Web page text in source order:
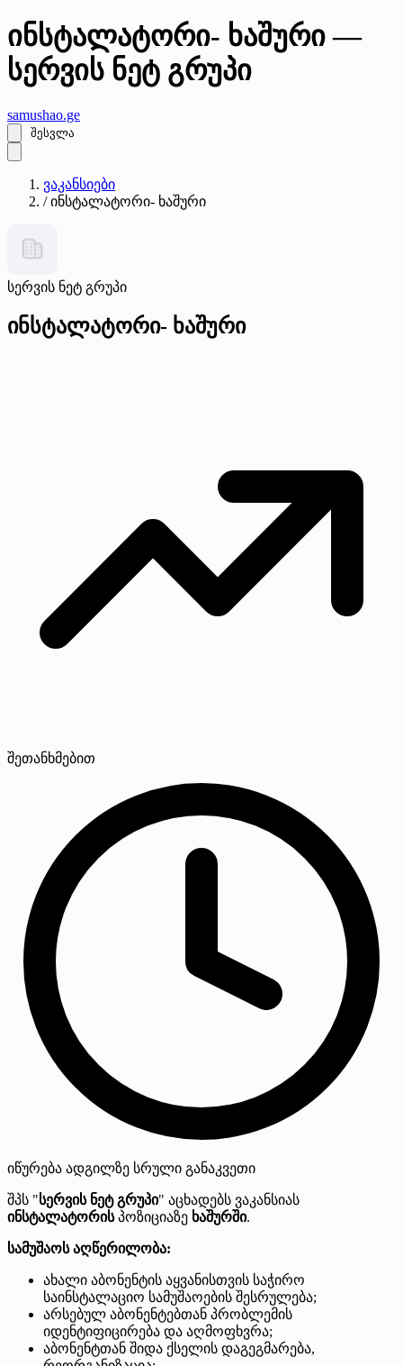
ინსტალატორი- ხაშური —
სერვის ნეტ გრუპი
samushao.ge
შესვლა
ვაკანსიები
/ ინსტალატორი- ხაშური
სერვის ნეტ გრუპი
ინსტალატორი- ხაშური
შეთანხმებით
იწურება ადგილზე სრული განაკვეთი
შპს "სერვის ნეტ გრუპი" აცხადებს ვაკანსიას
ინსტალატორისპოზიციაზე ხაშურში.
სამუშაოს აღწერილობა:
ახალი აბონენტის აყვანისთვის საჭირო
საინსტალაციო სამუშაოების შესრულება;
არსებულ აბონენტებთან პრობლემის
იდენტიფიცირება და აღმოფხვრა;
აბონენტთან შიდა ქსელის დაგეგმარება,